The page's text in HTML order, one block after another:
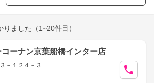
りました （1~20件目）
ーナン京葉船橋インター店
－１２４－３